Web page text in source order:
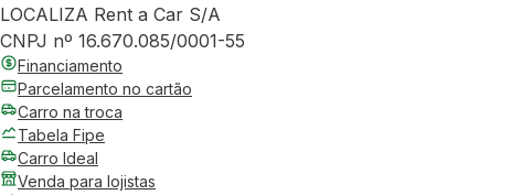
LOCALIZA Rent a Car S/A
CNPJ nº 16.670.085/0001-55
Financiamento
Parcelamento no cartão
Carro na troca
Tabela Fipe
Carro Ideal
Venda para lojistas